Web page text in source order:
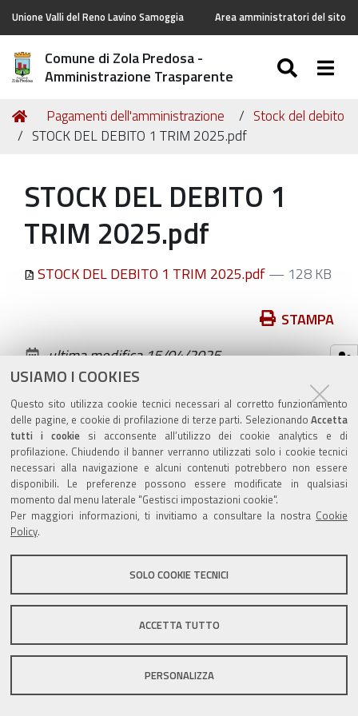
USIAMO I COOKIES
Questo sito utilizza cookie tecnici necessari al corretto funzionamento
delle pagine, e cookie di profilazione di terze parti. Selezionando Accetta
tutti i cookiesi acconsente all’utilizzo dei cookie analytics e di
profilazione. Chiudendo il banner verranno utilizzati solo i cookie tecnici
necessari alla navigazione e alcuni contenuti potrebbero non essere
disponibili. Le preferenze possono essere modificate in qualsiasi
momento dal menu laterale "Gestisci impostazioni cookie".
Per maggiori informazioni, ti invitiamo a consultare la nostra Cookie
Policy.
SOLO COOKIE TECNICI
ACCETTA TUTTO
PERSONALIZZA
Unione Valli del Reno Lavino Samoggia Area amministratori del sito
Comune di Zola Predosa -
Amministrazione Trasparente
Tu
sei
Home
Pagamenti dell'amministrazione
Stock del debito
STOCK DEL DEBITO 1 TRIM 2025.pdf
STOCK DEL DEBITO 1
TRIM 2025.pdf
STOCK DEL DEBITO 1 TRIM 2025.pdf— 128 KB
documento
STAMPA
ultima modifica15/04/2025
Valuta questo sito
Sito istituzionale Comune di Zola Predosa
Privacy policy|DPO|Accessibilità